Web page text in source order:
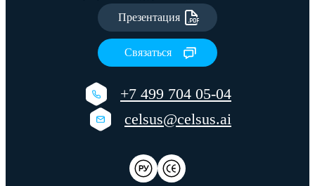
Презентация
Связаться
+7 499 704 05-04
celsus@celsus.ai